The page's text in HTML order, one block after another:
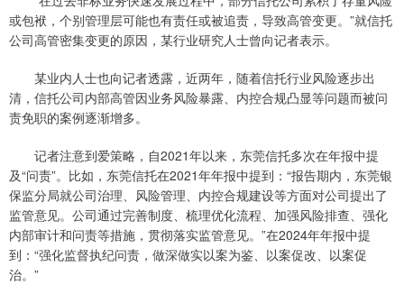
或包袱，个别管理层可能也有责任或被追责，导致高管变更。”就信托
公司高管密集变更的原因，某行业研究人士曾向记者表示。
某业内人士也向记者透露，近两年，随着信托行业风险逐步出
清，信托公司内部高管因业务风险暴露、内控合规凸显等问题而被问
责免职的案例逐渐增多。
记者注意到爱策略，自2021年以来，东莞信托多次在年报中提
及“问责”。比如，东莞信托在2021年年报中提到：“报告期内，东莞银
保监分局就公司治理、风险管理、内控合规建设等方面对公司提出了
监管意见。公司通过完善制度、梳理优化流程、加强风险排查、强化
内部审计和问责等措施，贯彻落实监管意见。”在2024年年报中提
到：“强化监督执纪问责，做深做实以案为鉴、以案促改、以案促
治。”